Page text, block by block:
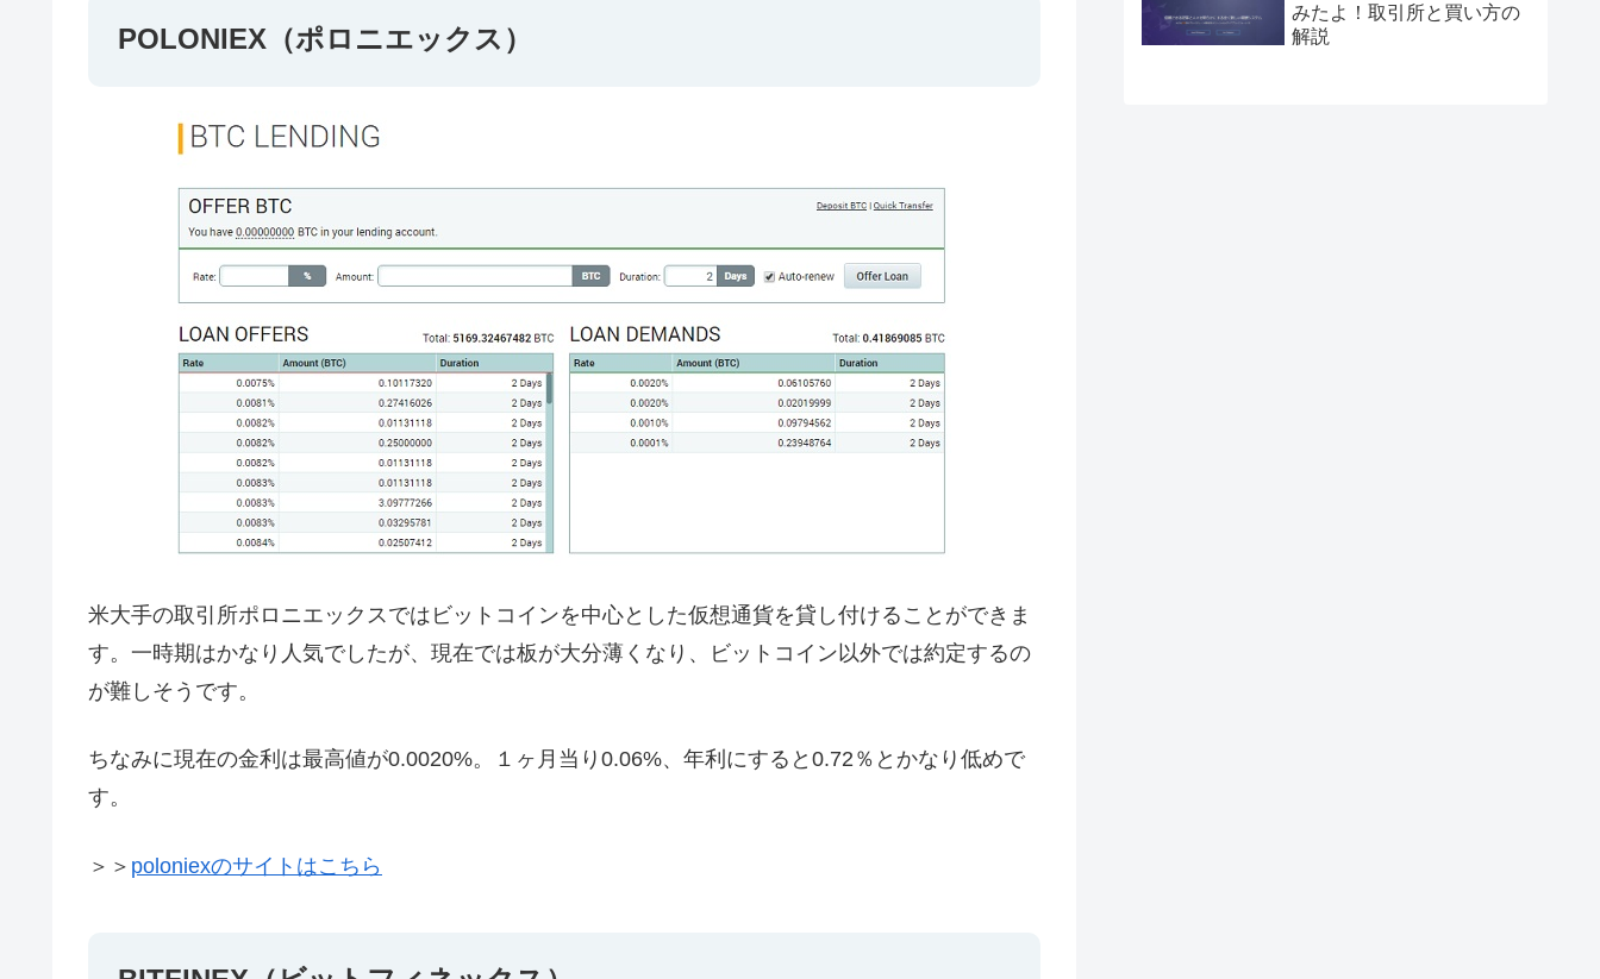
POLONIEX（ポロニエックス）
米大手の取引所ポロニエックスではビットコインを中心とした仮想通貨を貸し付けることができま
す。一時期はかなり人気でしたが、現在では板が大分薄くなり、ビットコイン以外では約定するの
が難しそうです。
ちなみに現在の金利は最高値が0.0020%。１ヶ月当り0.06%、年利にすると0.72％とかなり低めで
す。
＞＞ poloniexのサイトはこちら
みたよ！取引所と買い方の
解説